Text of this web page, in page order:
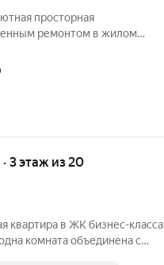
просторная
ремонтом в жилом
с кухней, 1,5
3 этаж из 20
квартира в ЖК бизнес-класса
комната объединена с